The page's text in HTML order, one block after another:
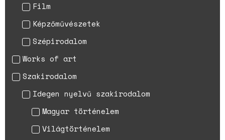
Film
Képzőművészetek
Szépirodalom
Works of art
Szakirodalom
Idegen nyelvű szakirodalom
Magyar történelem
Világtörténelem